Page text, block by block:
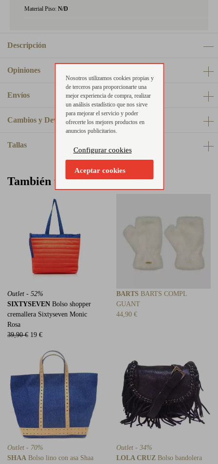
Material Piso: N/D
Descripción
Opiniones
Envíos
Cambios y Devoluciones
Tallas
También te puede interesar
Outlet - 52%
SIXTYSEVEN Bolso shopper
cremallera Sixtyseven Monic
Rosa
39,90 € 19 €
BARTS BARTS COMPL
GUANT
44,90 €
Outlet - 70%
SHAA Bolso lino con asa Shaa
Outlet - 34%
LOLA CRUZ Bolso bandolera
Nosotros utilizamos cookies propias y
de terceros para proporcionarte una
mejor experiencia de compra, realizar
un análisis estadístico que nos sirve
para mejorar el servicio y poder
ofrecerte los mejores productos en
anuncios publicitarios.
Configurar cookies
Aceptar cookies